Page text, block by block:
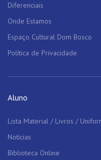
Diferenciais
Onde Estamos
Espaço Cultural Dom Bosco
Política de Privacidade
Aluno
Lista Material / Livros /
Notícias
Biblioteca Online